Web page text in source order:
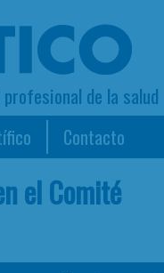
de la salud
Contacto
el Comité